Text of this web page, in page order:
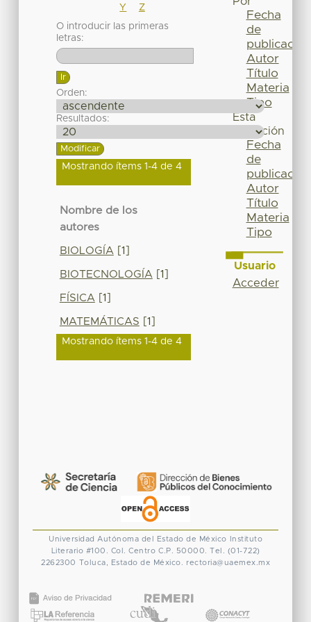
Y
Z
O introducir las primeras
letras:
Orden:
Resultados:
Mostrando ítems 1-4 de 4
Nombre de los
autores
BIOLOGÍA [1]
BIOTECNOLOGÍA [1]
FÍSICA [1]
MATEMÁTICAS [1]
Mostrando ítems 1-4 de 4
Fecha
de
publicación
Autor
Título
Materia
Tipo
Esta
colección
Fecha
de
publicación
Autor
Título
Materia
Tipo
Usuario
Acceder
Universidad Autónoma del Estado de México
Instituto
Literario #100. Col. Centro C.P. 50000. Tel. (01-722)
2262300 Toluca, Estado de México. rectoria@uaemex.mx